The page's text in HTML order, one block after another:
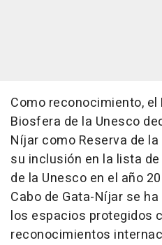
Como reconocimiento,
Biosfera de la Unesco
Níjar como Reserva de
su inclusión en la lista
de la Unesco en el año
Cabo de Gata-Níjar se
los espacios protegidos
reconocimientos